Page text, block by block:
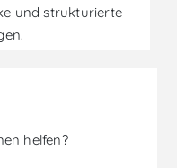
und strukturierte
helfen?